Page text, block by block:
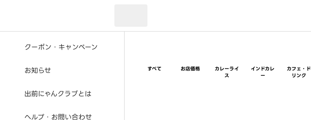
クーポン・キャンペーン
お知らせ
出前にゃんクラブとは
ヘルプ・お問い合わせ
すべて お店価格
カレーライ
ス
インドカレ
ー
カフェ・ド
リンク